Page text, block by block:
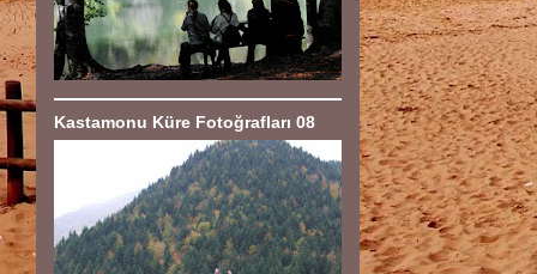
Kastamonu Küre Fotoğrafları 08